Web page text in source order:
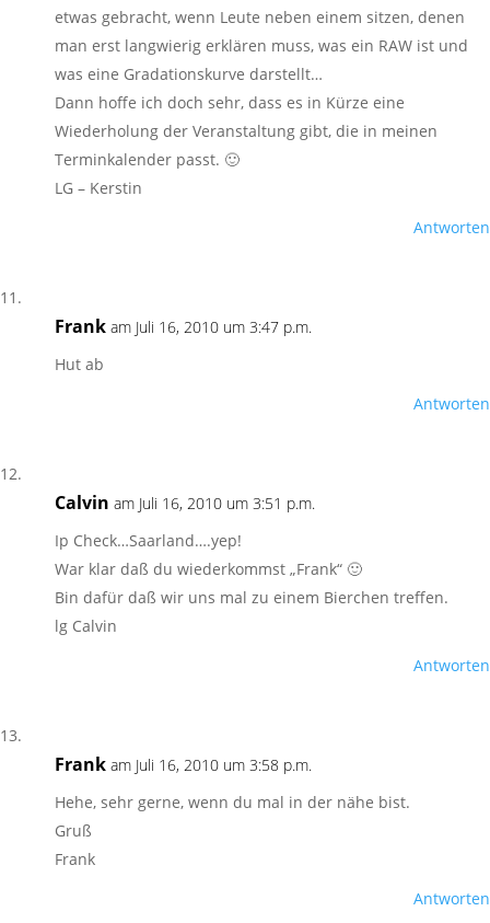
etwas gebracht, wenn Leute neben einem sitzen, denen
man erst langwierig erklären muss, was ein RAW ist und
was eine Gradationskurve darstellt…
Dann hoffe ich doch sehr, dass es in Kürze eine
Wiederholung der Veranstaltung gibt, die in meinen
Terminkalender passt. 🙂
LG – Kerstin
Antworten
Frank am Juli 16, 2010 um 3:47 p.m.
Hut ab
Antworten
Calvin am Juli 16, 2010 um 3:51 p.m.
Ip Check…Saarland….yep!
War klar daß du wiederkommst „Frank“ 🙂
Bin dafür daß wir uns mal zu einem Bierchen treffen.
lg Calvin
Antworten
Frank am Juli 16, 2010 um 3:58 p.m.
Hehe, sehr gerne, wenn du mal in der nähe bist.
Gruß
Frank
Antworten